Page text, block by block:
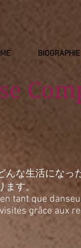
BIOGRAPHIE
んな生活になっ
ます。
tant que
grâce aux